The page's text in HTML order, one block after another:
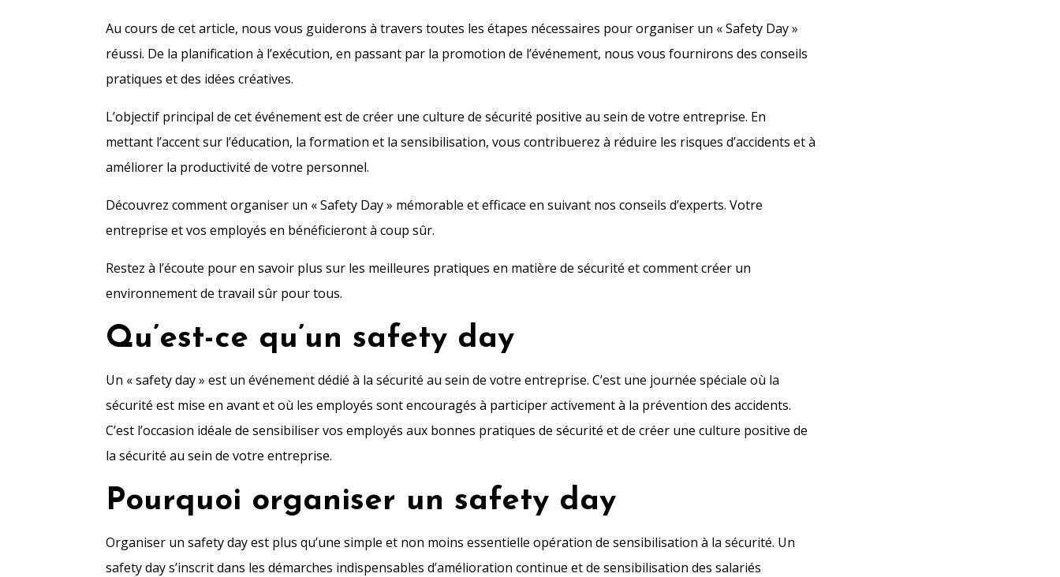
Au cours de cet article, nous vous guiderons à travers toutes les étapes nécessaires pour organiser un « Safety Day »
réussi. De la planification à l’exécution, en passant par la promotion de l’événement, nous vous fournirons des conseils
pratiques et des idées créatives.
L’objectif principal de cet événement est de créer une culture de sécurité positive au sein de votre entreprise. En
mettant l’accent sur l’éducation, la formation et la sensibilisation, vous contribuerez à réduire les risques d’accidents et à
améliorer la productivité de votre personnel.
Découvrez comment organiser un « Safety Day » mémorable et efficace en suivant nos conseils d’experts. Votre
entreprise et vos employés en bénéficieront à coup sûr.
Restez à l’écoute pour en savoir plus sur les meilleures pratiques en matière de sécurité et comment créer un
environnement de travail sûr pour tous.
Qu’est-ce qu’un safety day
Un « safety day » est un événement dédié à la sécurité au sein de votre entreprise. C’est une journée spéciale où la
sécurité est mise en avant et où les employés sont encouragés à participer activement à la prévention des accidents.
C’est l’occasion idéale de sensibiliser vos employés aux bonnes pratiques de sécurité et de créer une culture positive de
la sécurité au sein de votre entreprise.
Pourquoi organiser un safety day
Organiser un safety day est plus qu’une simple et non moins essentielle opération de sensibilisation à la sécurité. Un
safety day s’inscrit dans les démarches indispensables d’amélioration continue et de sensibilisation des salariés